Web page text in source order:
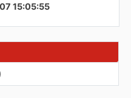
15:05:55